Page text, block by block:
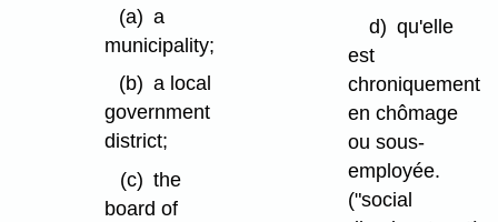
(a) a
municipality;
(b) a local
government
district;
(c) the
board of
d) qu'elle
est
chroniquement
en chômage
ou sous-
employée.
("social